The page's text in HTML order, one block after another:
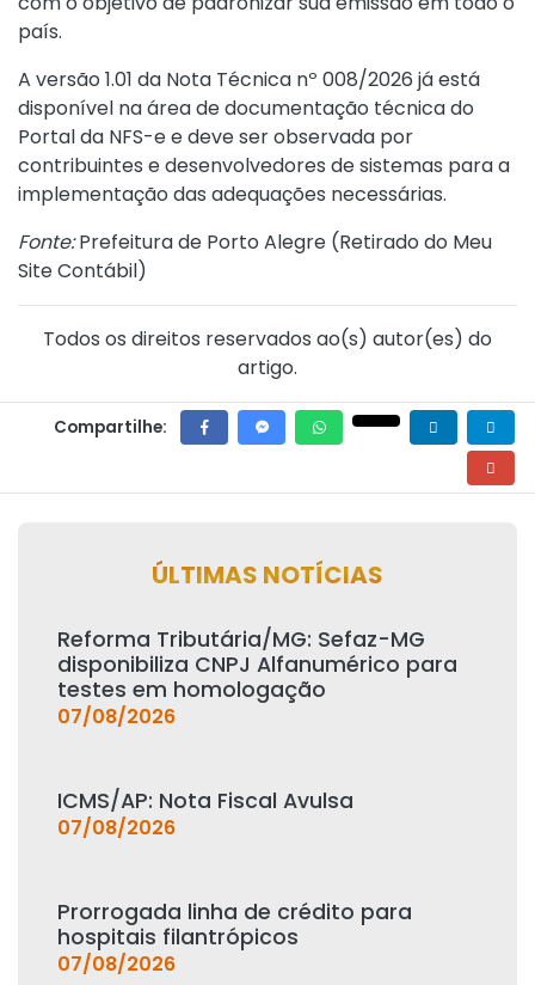
país.
A versão 1.01 da Nota Técnica nº 008/2026 já está
disponível na área de documentação técnica do
Portal da NFS-e e deve ser observada por
contribuintes e desenvolvedores de sistemas para a
implementação das adequações necessárias.
Fonte:Prefeitura de Porto Alegre (Retirado do Meu
Site Contábil)
Todos os direitos reservados ao(s) autor(es) do
artigo.
Compartilhe:
ÚLTIMAS NOTÍCIAS
Reforma Tributária/MG: Sefaz-MG
disponibiliza CNPJ Alfanumérico para
testes em homologação
07/08/2026
ICMS/AP: Nota Fiscal Avulsa
07/08/2026
Prorrogada linha de crédito para
hospitais filantrópicos
07/08/2026